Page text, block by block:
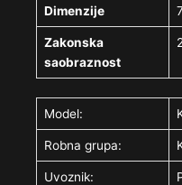
Dimenzije
Zakonska
saobraznost
Model:
Robna grupa:
Uvoznik: